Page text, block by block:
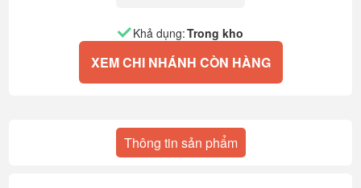
Khả dụng:Trong kho
XEM CHI NHÁNH CÒN HÀNG
Thông tin sản phẩm